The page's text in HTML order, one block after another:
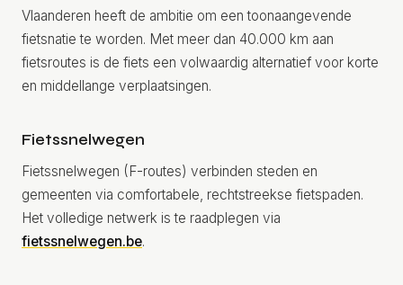
Vlaanderen heeft de ambitie om een toonaangevende
fietsnatie te worden. Met meer dan 40.000 km aan
fietsroutes is de fiets een volwaardig alternatief voor korte
en middellange verplaatsingen.
Fietssnelwegen
Fietssnelwegen (F-routes) verbinden steden en
gemeenten via comfortabele, rechtstreekse fietspaden.
Het volledige netwerk is te raadplegen via
fietssnelwegen.be.